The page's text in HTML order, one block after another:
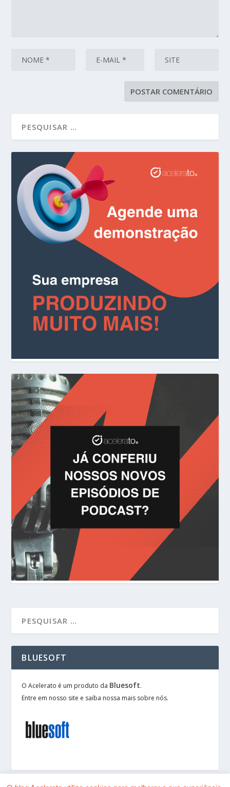
BLUESOFT
O Acelerato é um produto da Bluesoft.
Entre em nosso site e saiba nossa mais sobre nós.